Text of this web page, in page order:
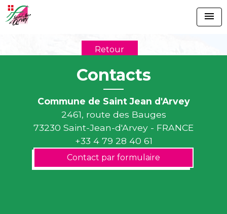
menu
Retour
Contacts
Commune de Saint Jean d'Arvey
2461, route des Bauges
73230 Saint-Jean-d'Arvey - FRANCE
+33 4 79 28 40 61
Contact par formulaire